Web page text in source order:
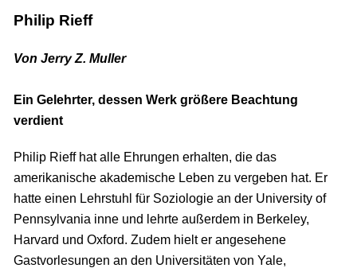
Philip Rieff
Von Jerry Z. Muller
Ein Gelehrter, dessen Werk größere Beachtung
verdient
Philip Rieff hat alle Ehrungen erhalten, die das
amerikanische akademische Leben zu vergeben hat. Er
hatte einen Lehrstuhl für Soziologie an der University of
Pennsylvania inne und lehrte außerdem in Berkeley,
Harvard und Oxford. Zudem hielt er angesehene
Gastvorlesungen an den Universitäten von Yale,